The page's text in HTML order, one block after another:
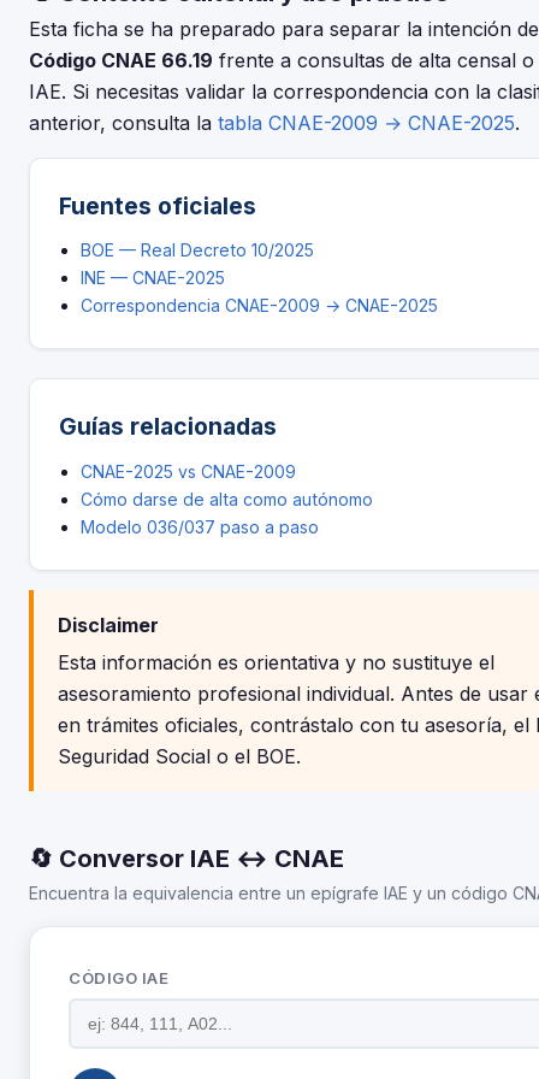
de 2025.
Esta ficha se ha preparado para separar la intención
Código CNAE 66.19 frente a consultas de alta censal
IAE. Si necesitas validar la correspondencia con la
anterior, consulta la tabla CNAE-2009 → CNAE-2025.
Fuentes oficiales
BOE — Real Decreto 10/2025
INE — CNAE-2025
Correspondencia CNAE-2009 → CNAE-2025
Guías relacionadas
CNAE-2025 vs CNAE-2009
Cómo darse de alta como autónomo
Modelo 036/037 paso a paso
Disclaimer
Esta información es orientativa y no sustituye el
asesoramiento profesional individual. Antes de usar
en trámites oficiales, contrástalo con tu asesoría, el
Seguridad Social o el BOE.
🔄 Conversor IAE ↔ CNAE
Encuentra la equivalencia entre un epígrafe IAE y un código
CÓDIGO IAE